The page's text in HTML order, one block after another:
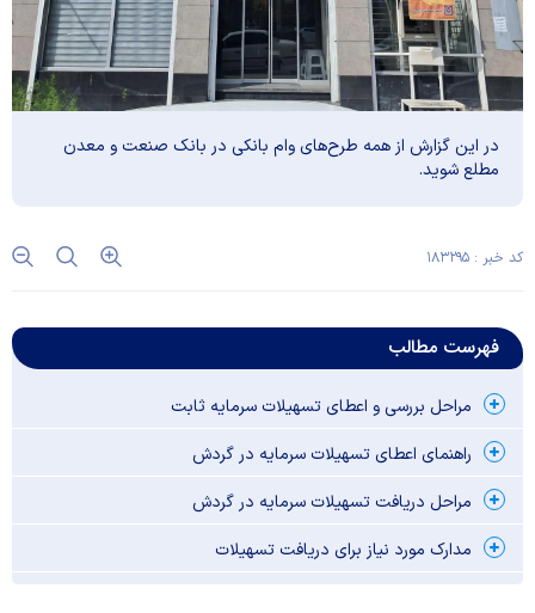
در این گزارش از همه طرح‌های وام بانکی در بانک صنعت و معدن
مطلع شوید.
کد خبر : ۱۸۳۲۹۵
فهرست مطالب
مراحل بررسی و اعطای تسهیلات سرمایه ثابت
راهنمای اعطای تسهیلات سرمایه در گردش
مراحل دریافت تسهیلات سرمایه در گردش
مدارک مورد نیاز برای دریافت تسهیلات